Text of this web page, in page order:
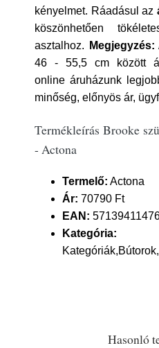
kényelmet. Ráadásul az
köszönhetően
asztalhoz.
Megjegyzés:
46 - 55,5 cm között
online áruházunk
minőség, előnyös ár,
Termékleírás Brooke
- Actona
Termelő: Actona
Ár: 70790 Ft
EAN:
Kategória:
Hasonló